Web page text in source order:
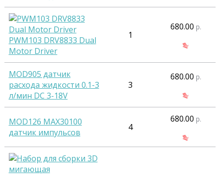
PWM103 DRV8833 Dual
Motor Driver
1
680.00 р.
MOD905 датчик
расхода жидкости 0.1-3
л/мин DC 3-18V
3
680.00 р.
MOD126 MAX30100
датчик импульсов
4
680.00 р.